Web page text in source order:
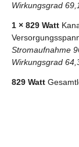
Wirkungsgrad
1 × 829 Watt
Stromaufnahme
Wirkungsgrad
829 Watt